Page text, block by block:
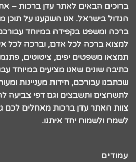
ברוכים הבאים לאתר עדן ברכות –
הגדול בישראל. אנו השקענו על תוכן
ברכה ומשפט בקפידה במיוחד
למצוא ברכה לכל אדם, וברכה לכל
תמצאו משפטים יפים, ציטוטים,
כתיבה שונים שאנו מציעים במיוחד
שכתבנו עבורכם, חידות מעניינות
לתשחצים ותשבצים וגם דפי צביעה
צוות האתר עדן ברכות מאחלים לכם
לשמח ולשמוח יחד איתנו.
עמודים